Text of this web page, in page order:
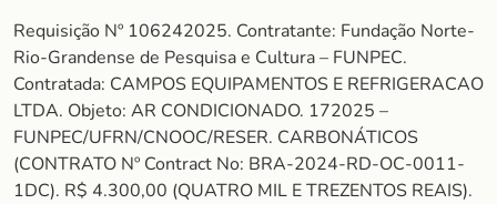
Requisição Nº 106242025. Contratante: Fundação Norte-
Rio-Grandense de Pesquisa e Cultura – FUNPEC.
Contratada: CAMPOS EQUIPAMENTOS E REFRIGERACAO
LTDA. Objeto: AR CONDICIONADO. 172025 –
FUNPEC/UFRN/CNOOC/RESER. CARBONÁTICOS
(CONTRATO Nº Contract No: BRA-2024-RD-OC-0011-
1DC). R$ 4.300,00 (QUATRO MIL E TREZENTOS REAIS).